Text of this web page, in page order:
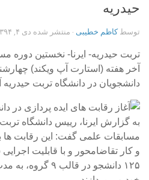
حیدریه
توسطکاظم خطیبی · منتشر شده دی ۴, ۱۳۹۴
تربت حیدریه- ایرنا- نخستین دوره
آخر هفته (استارت آپ ویکند)
دانشجویان در دانشگاه تربت حیدریه
به گزارش ایرنا، رییس دانشگاه تربت
مسابقات علمی گفت: این رقابت
و کار تقاضامحور و با قابلیت
۱۲۵ دانشجو در